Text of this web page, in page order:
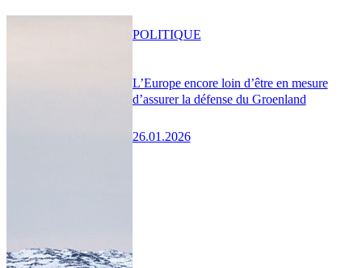
L’Europe encore loin d’être en mesure
d’assurer la défense du Groenland
26.01.2026
POLITIQUE